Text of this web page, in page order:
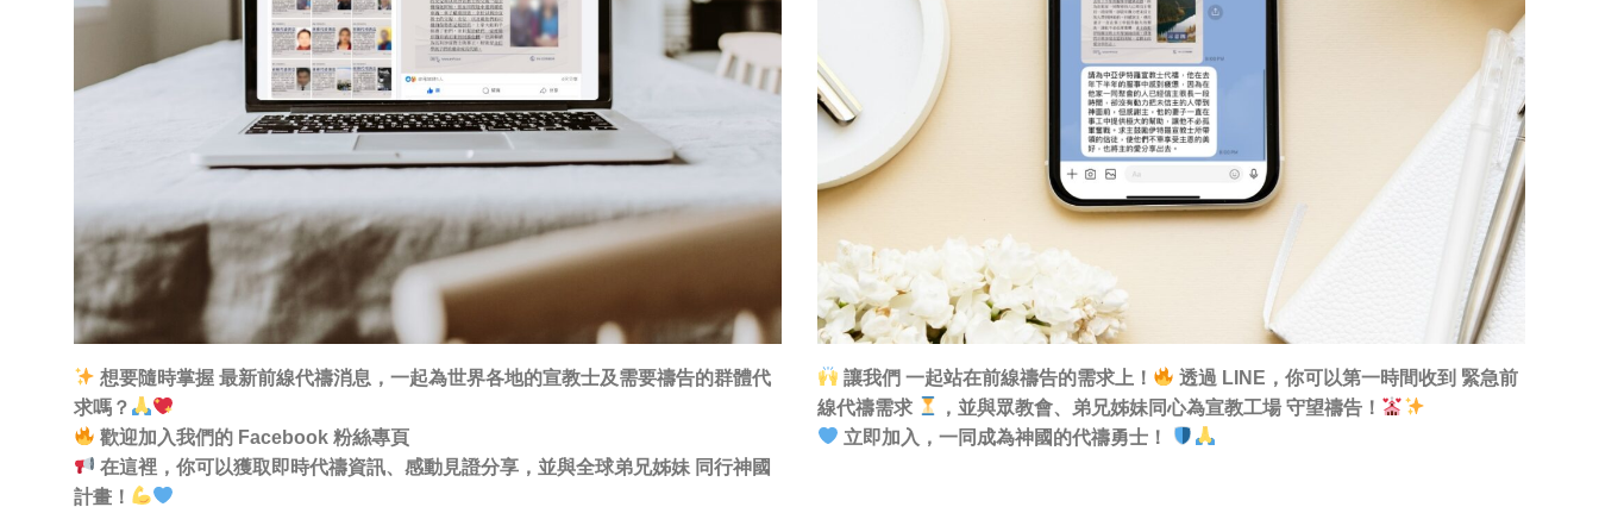
想要隨時掌握 最新前線代禱消息，一起為世界各地的宣教士及需要禱告的群體代
求嗎？
歡迎加入我們的 Facebook 粉絲專頁
在這裡，你可以獲取即時代禱資訊、感動見證分享，並與全球弟兄姊妹 同行神國
計畫！
讓我們 一起站在前線禱告的需求上！
透過 LINE，你可以第一時間收到 緊急前
線代禱需求
，並與眾教會、弟兄姊妹同心為宣教工場 守望禱告！
立即加入，一同成為神國的代禱勇士！